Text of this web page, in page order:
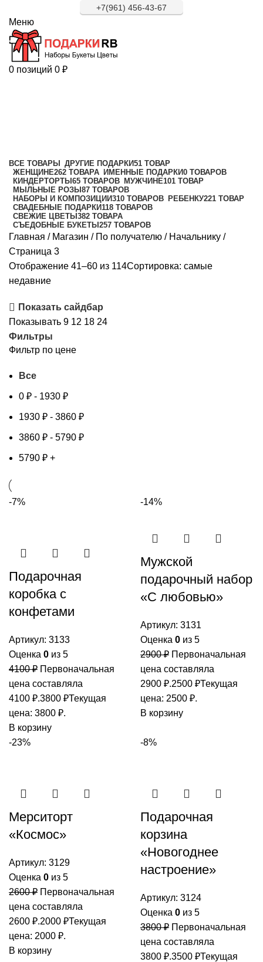
+7(961) 456-43-67
Меню
0 позиций 0 ₽
ВСЕ ТОВАРЫ ДРУГИЕ ПОДАРКИ51 ТОВАР
ЖЕНЩИНЕ262 ТОВАРА ИМЕННЫЕ ПОДАРКИ0 ТОВАРОВ
КИНДЕРТОРТЫ65 ТОВАРОВ МУЖЧИНЕ101 ТОВАР
МЫЛЬНЫЕ РОЗЫ87 ТОВАРОВ
НАБОРЫ И КОМПОЗИЦИИ310 ТОВАРОВ РЕБЕНКУ221 ТОВАР
СВАДЕБНЫЕ ПОДАРКИ118 ТОВАРОВ
СВЕЖИЕ ЦВЕТЫ382 ТОВАРА
СЪЕДОБНЫЕ БУКЕТЫ257 ТОВАРОВ
Главная / Магазин / По получателю / Начальнику /
Страница 3
Отображение 41–60 из 114Сортировка: самые
недавние
Показать сайдбар
Показывать 9 12 18 24
Фильтры
Фильтр по цене
Все
0 ₽ - 1930 ₽
1930 ₽ - 3860 ₽
3860 ₽ - 5790 ₽
5790 ₽ +
-7%
Подарочная
коробка с
конфетами
Артикул: 3133
Оценка 0 из 5
4100₽ Первоначальная
цена составляла
4100 ₽.3800 ₽Текущая
цена: 3800 ₽.
В корзину
-14%
Мужской
подарочный набор
«С любовью»
Артикул: 3131
Оценка 0 из 5
2900₽ Первоначальная
цена составляла
2900 ₽.2500 ₽Текущая
цена: 2500 ₽.
В корзину
-23%
Мерситорт
«Космос»
Артикул: 3129
Оценка 0 из 5
2600₽ Первоначальная
цена составляла
2600 ₽.2000 ₽Текущая
цена: 2000 ₽.
В корзину
-8%
Подарочная
корзина
«Новогоднее
настроение»
Артикул: 3124
Оценка 0 из 5
3800₽ Первоначальная
цена составляла
3800 ₽.3500 ₽Текущая